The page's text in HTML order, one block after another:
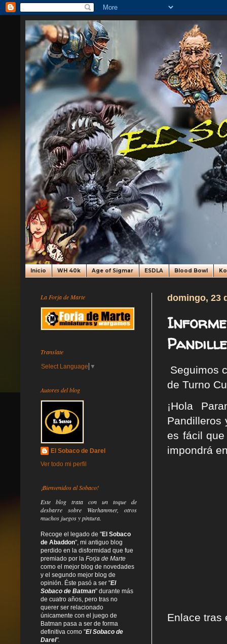
Inicio WH 40k Age of Sigmar ESDLA Blood Bowl
domingo, 23
Informe
Seguimos
de Turno
¡Hola
Pandilleros
es fácil
impondrá
Enlace tras
La Forja de Marte
Translate
Select Language ▼
Autores del blog
El Sobaco de Darel
Ver todo mi perfil
¡Bienvenidos al Sobaco!
Este blog trata con un toque de
desbarre sobre Warhammer, otros
muchos juegos y pintura.
Recoge el legado de "El Sobaco
de Abaddon", mi antiguo blog
perdido en la disformidad que fue
premiado por la Forja de Marte
como el mejor blog de novedades
y el segundo mejor blog de
opinión. Éste pasó a ser "El
Sobaco de Batman" durante más
de cuatro años, pero tras no
querer ser relacionado
únicamente con el juego de
Batman pasa a ser de forma
definitiva como "El Sobaco de
Darel".